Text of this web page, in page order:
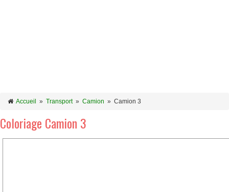
Accueil » Transport» Camion » Camion 3
Coloriage Camion 3